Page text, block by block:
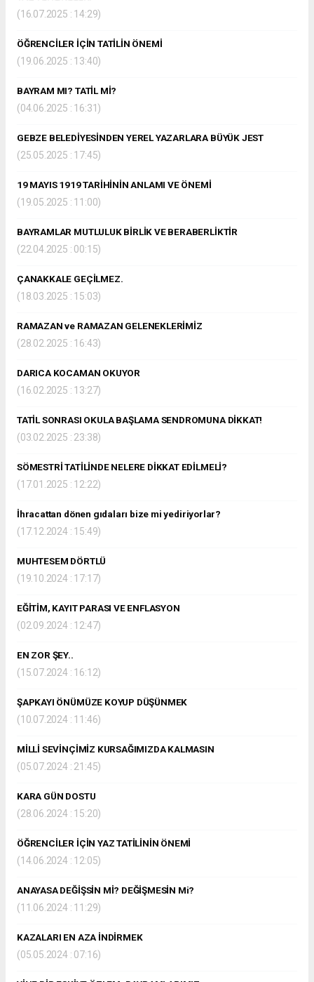
(16.07.2025 : 14:29)
ÖĞRENCİLER İÇİN TATİLİN ÖNEMİ
(19.06.2025 : 13:40)
BAYRAM MI? TATİL Mİ?
(04.06.2025 : 16:31)
GEBZE BELEDİYESİNDEN YEREL YAZARLARA BÜYÜK JEST
(25.05.2025 : 17:45)
19 MAYIS 1919 TARİHİNİN ANLAMI VE ÖNEMİ
(19.05.2025 : 11:00)
BAYRAMLAR MUTLULUK BİRLİK VE BERABERLİKTİR
(22.04.2025 : 00:15)
ÇANAKKALE GEÇİLMEZ.
(18.03.2025 : 15:03)
RAMAZAN ve RAMAZAN GELENEKLERİMİZ
(28.02.2025 : 16:43)
DARICA KOCAMAN OKUYOR
(16.02.2025 : 13:27)
TATİL SONRASI OKULA BAŞLAMA SENDROMUNA DİKKAT!
(03.02.2025 : 23:38)
SÖMESTRİ TATİLİNDE NELERE DİKKAT EDİLMELİ?
(17.01.2025 : 12:22)
İhracattan dönen gıdaları bize mi yediriyorlar?
(17.12.2024 : 15:49)
MUHTESEM DÖRTLÜ
(19.10.2024 : 17:17)
EĞİTİM, KAYIT PARASI VE ENFLASYON
(02.09.2024 : 12:47)
EN ZOR ŞEY..
(15.07.2024 : 16:12)
ŞAPKAYI ÖNÜMÜZE KOYUP DÜŞÜNMEK
(10.07.2024 : 11:46)
MİLLİ SEVİNÇİMİZ KURSAĞIMIZDA KALMASIN
(05.07.2024 : 21:45)
KARA GÜN DOSTU
(28.06.2024 : 15:20)
ÖĞRENCİLER İÇİN YAZ TATİLİNİN ÖNEMİ
(14.06.2024 : 12:05)
ANAYASA DEĞİŞSİN Mİ? DEĞİŞMESİN Mi?
(11.06.2024 : 11:29)
KAZALARI EN AZA İNDİRMEK
(05.05.2024 : 07:16)